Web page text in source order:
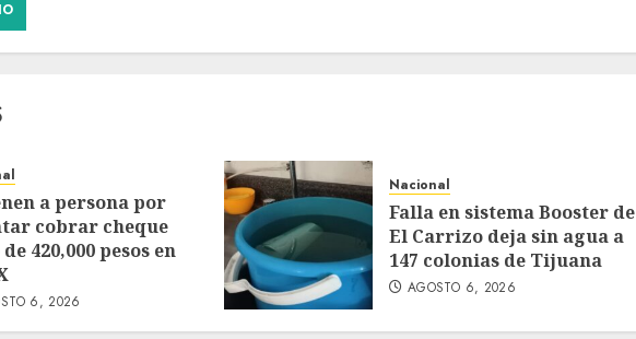
a persona por
cobrar cheque
420,000 pesos en
6, 2026
Nacional
Falla en sistema Booster de
El Carrizo deja sin agua a
147 colonias de Tijuana
AGOSTO 6, 2026